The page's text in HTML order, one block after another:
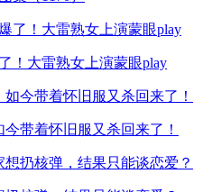
！大雷熟女上演蒙眼play
带着怀旧服又杀回来了！